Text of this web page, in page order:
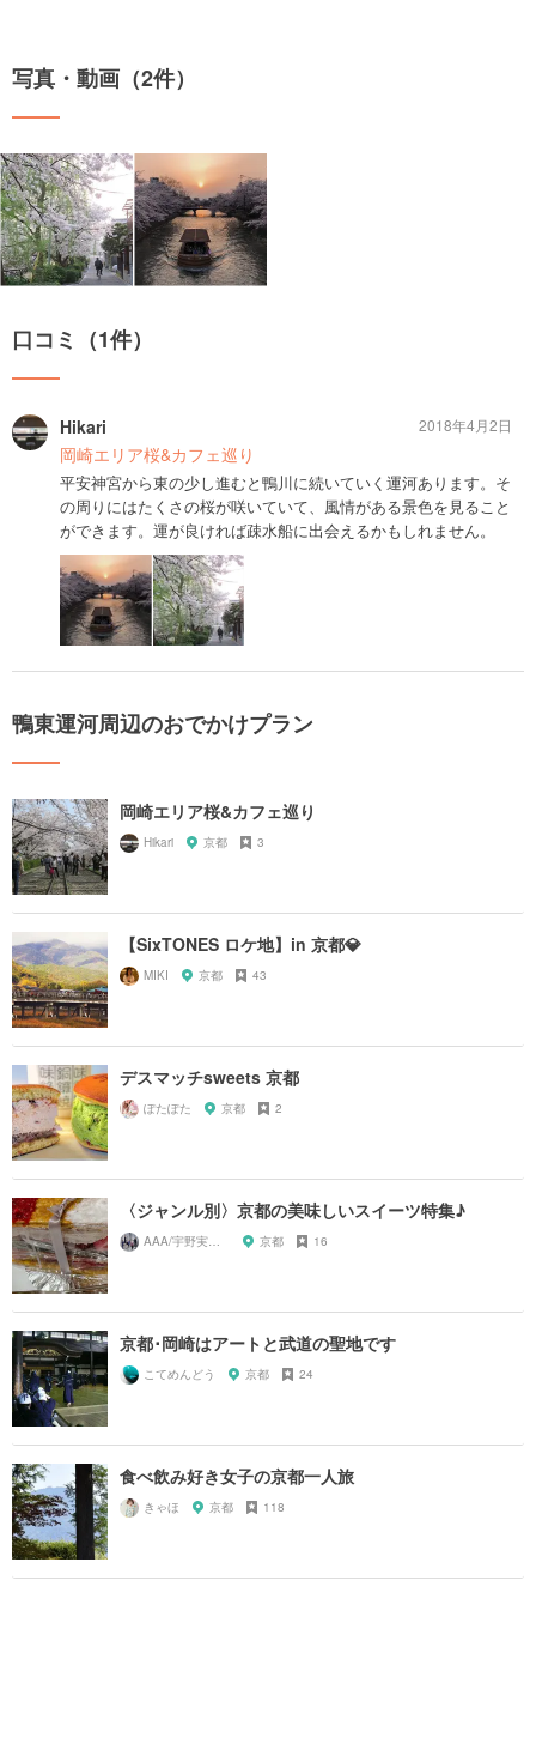
写真・動画（2件）
口コミ（1件）
Hikari
岡崎エリア桜&カフェ巡り
平安神宮から東の少し進むと鴨川に続いていく運河あります。そ
の周りにはたくさの桜が咲いていて、風情がある景色を見ること
ができます。運が良ければ疎水船に出会えるかもしれません。
2018年4月2日
鴨東運河周辺のおでかけプラン
岡崎エリア桜&カフェ巡り
Hikari 京都 3
【SixTONES ロケ地】in 京都💎
MIKI 京都 43
デスマッチsweets 京都
ぽたぽた 京都 2
〈ジャンル別〉京都の美味しいスイーツ特集♪
AAA/宇野実彩子推し 京都 16
京都･岡崎はアートと武道の聖地です
こてめんどう 京都 24
食べ飲み好き女子の京都一人旅
きゃほ 京都 118